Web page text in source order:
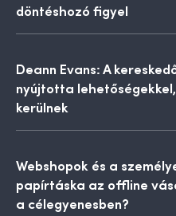
döntéshozó figyel
Deann Evans: A
nyújtotta
kerülnek
Webshopok és a
papírtáska az offline
a célegyenesben?